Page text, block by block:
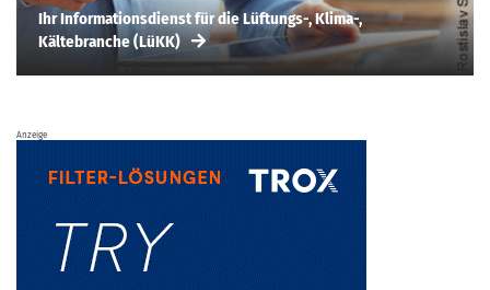
Ihr Informationsdienst für die Lüftungs-, Klima-,
Kältebranche (LüKK)
Anzeige